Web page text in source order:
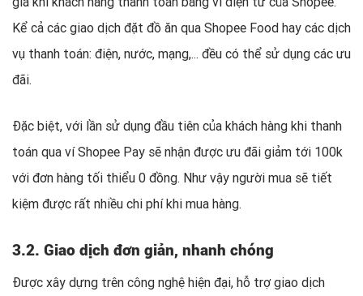
Kể cả các giao dịch đặt đồ ăn qua Shopee Food hay các dịch
vụ thanh toán: điện, nước, mạng,... đều có thể sử dụng các ưu
đãi.
Đặc biệt, với lần sử dụng đầu tiên của khách hàng khi thanh
toán qua ví Shopee Pay sẽ nhận được ưu đãi giảm tới 100k
với đơn hàng tối thiểu 0 đồng. Như vậy người mua sẽ tiết
kiệm được rất nhiều chi phí khi mua hàng.
3.2. Giao dịch đơn giản, nhanh chóng
Được xây dựng trên công nghệ hiện đại, hỗ trợ giao dịch